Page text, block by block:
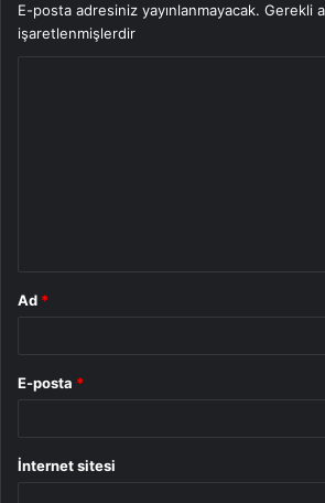
E-posta adresiniz yayınlanmayacak. Gerekli
işaretlenmişlerdir
Ad *
E-posta *
İnternet sitesi